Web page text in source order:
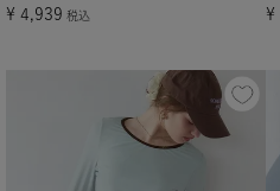
¥ 4,939 税込 ¥